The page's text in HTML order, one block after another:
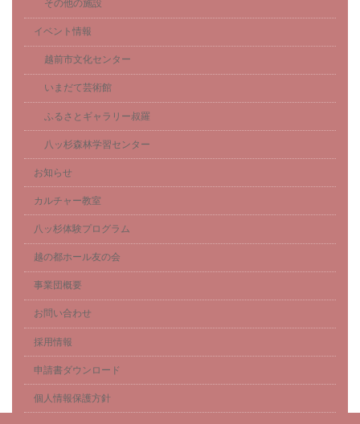
その他の施設
イベント情報
越前市文化センター
いまだて芸術館
ふるさとギャラリー叔羅
八ッ杉森林学習センター
お知らせ
カルチャー教室
八ッ杉体験プログラム
越の都ホール友の会
事業団概要
お問い合わせ
採用情報
申請書ダウンロード
個人情報保護方針